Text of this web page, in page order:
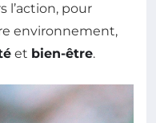
l’action, pour
environnement,
et bien-être.